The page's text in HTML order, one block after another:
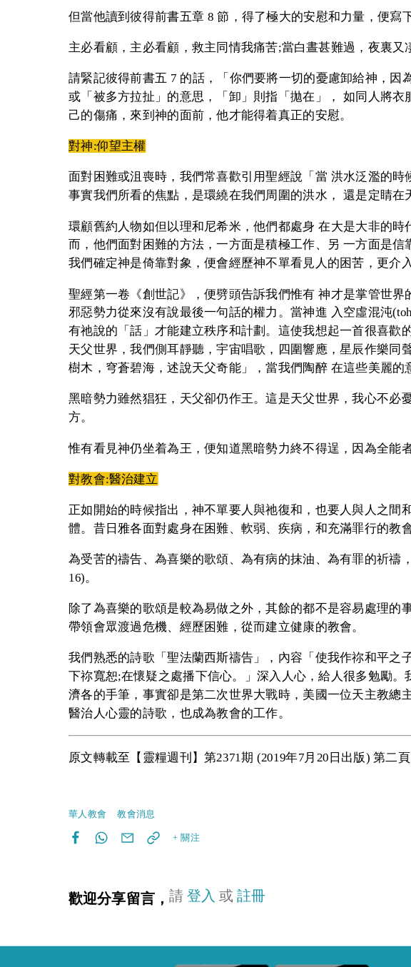
但當他讀到彼得前書五章 8 節，得了極大的安慰和力量，便寫
主必看顧，主必看顧，救主同情我痛苦;當白晝甚難過，夜裏又
請緊記彼得前書五 7 的話，「你們要將一切的憂慮卸給神，因
或「被多方拉扯」的意思，「卸」則指「拋在」， 如同人將
己的傷痛，來到神的面前，他才能得着真正的安慰。
對神:仰望主權
面對困難或沮喪時，我們常喜歡引用聖經說「當 洪水泛濫的時
事實我們所看的焦點，是環繞在我們周圍的洪水， 還是定睛在
環顧舊約人物如但以理和尼希米，他們都處身 在大是大非的
而，他們面對困難的方法，一方面是積極工作、另 一方面是
我們確定神是倚靠對象，便會經歷神不單看見人的困苦，更介
聖經第一卷《創世記》，便劈頭告訴我們惟有 神才是掌管世界
邪惡勢力從來沒有說最後一句話的權力。當神進 入空虛混沌
有祂說的「話」才能建立秩序和計劃。這使我想起一首很喜歡
天父世界，我們側耳靜聽，宇宙唱歌，四圍響應，星辰作樂同
樹木，穹蒼碧海，述說天父奇能」，當我們陶醉 在這些美麗
黑暗勢力雖然猖狂，天父卻仍作王。這是天父世界，我心不必
方。
惟有看見神仍坐着為王，便知道黑暗勢力終不得逞，因為全能
對教會:醫治建立
正如開始的時候指出，神不單要人與祂復和，也要人與人之間
體。昔日雅各面對處身在困難、軟弱、疾病，和充滿罪行的教
為受苦的禱告、為喜樂的歌頌、為有病的抹油、為有罪的祈禱
16)。
除了為喜樂的歌頌是較為易做之外，其餘的都不是容易處理的
帶領會眾渡過危機、經歷困難，從而建立健康的教會。
我們熟悉的詩歌「聖法蘭西斯禱告」，內容「使我作祢和平之
下祢寬恕;在懷疑之處播下信心。」深入人心，給人很多勉勵
濟各的手筆，事實卻是第二次世界大戰時，美國一位天主教總
醫治人心靈的詩歌，也成為教會的工作。
原文轉載至【靈糧週刊】第2371期 (2019年7月20日出版) 第二頁
華人教會 教會消息
+ 關注
歡迎分享留言，請登入或註冊